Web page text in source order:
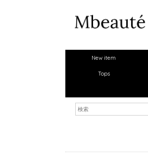
New item
Tops